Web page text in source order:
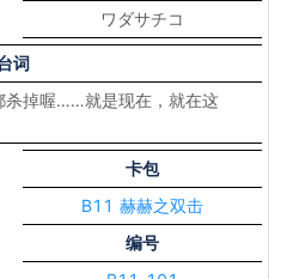
ワダサチコ
词
掉喔……就是现在，就在这
卡包
B11 赫赫之双击
编号